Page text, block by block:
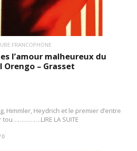
FRANCOPHONE
l’amour malheureux du
Orengo – Grasset
Himmler, Heydrich et le premier d’entre
LA SUITE
0